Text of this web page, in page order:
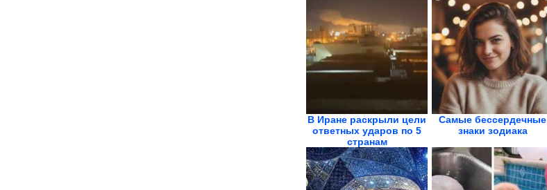
В Иране раскрыли цели
ответных ударов по 5
странам
Самые бессердечные
знаки зодиака